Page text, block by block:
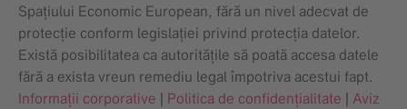
Spațiului Economic European, fără un nivel adecvat de
protecție conform legislației privind protecția datelor.
Există posibilitatea ca autoritățile să poată accesa datele
fără a exista vreun remediu legal împotriva acestui fapt.
Informații corporative | Politica de confidențialitate | Aviz